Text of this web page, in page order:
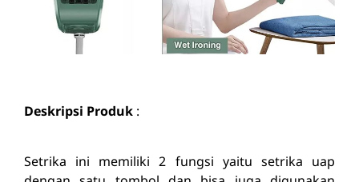
Deskripsi Produk :
Setrika ini memiliki 2 fungsi yaitu setrika uap